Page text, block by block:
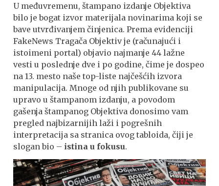
U međuvremenu, štampano izdanje Objektiva
bilo je bogat izvor materijala novinarima koji se
bave utvrđivanjem činjenica. Prema evidenciji
FakeNews Tragača Objektiv je (računajući i
istoimeni portal) objavio najmanje 44 lažne
vesti u poslednje dve i po godine, čime je dospeo
na 13. mesto naše top-liste najčešćih izvora
manipulacija. Mnoge od njih publikovane su
upravo u štampanom izdanju, a povodom
gašenja štampanog Objektiva donosimo vam
pregled najbizarnijih laži i pogrešnih
interpretacija sa stranica ovog tabloida, čiji je
slogan bio – istina u fokusu.